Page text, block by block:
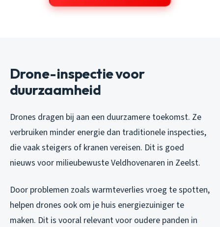
Drone-inspectie voor
duurzaamheid
Drones dragen bij aan een duurzamere toekomst. Ze
verbruiken minder energie dan traditionele inspecties,
die vaak steigers of kranen vereisen. Dit is goed
nieuws voor milieubewuste Veldhovenaren in Zeelst.
Door problemen zoals warmteverlies vroeg te spotten,
helpen drones ook om je huis energiezuiniger te
maken. Dit is vooral relevant voor oudere panden in